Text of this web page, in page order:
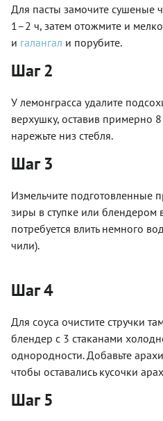
Для пасты замочите сушеные
1–2 ч, затем отожмите и
и галангал и порубите.
Шаг 2
У лемонграсса удалите
верхушку, оставив примерно
нарежьте низ стебля.
Шаг 3
Измельчите подготовленные
зиры в ступке или блендером
потребуется влить немного
чили).
Шаг 4
Для соуса очистите стручки
блендер с 3 стаканами
однородности. Добавьте
чтобы оставались кусочки
Шаг 5